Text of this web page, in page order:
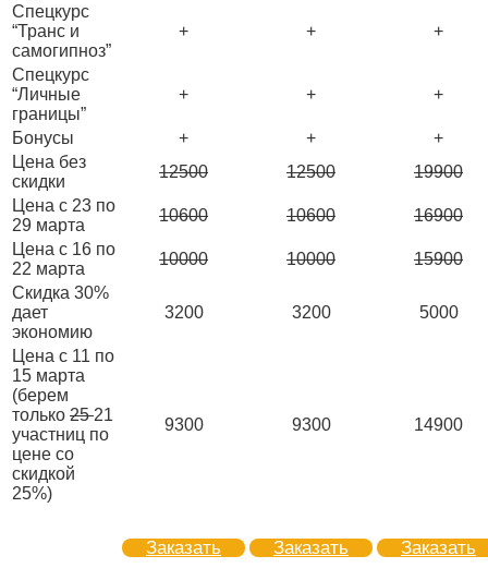
Спецкурс
“Транс и
самогипноз”
+ + +
Спецкурс
“Личные
границы”
+ + +
Бонусы + +
+
Цена без
скидки
12500 12500
19900
Цена с 23 по
29 марта
10600 10600
16900
Цена с 16 по
22 марта
10000 10000
15900
Скидка 30%
дает
экономию
3200 3200 5000
Цена с 11 по
15 марта
(берем
только 2521
участниц по
цене со
скидкой
25%)
9300 9300 14900
Заказать Заказать Заказать